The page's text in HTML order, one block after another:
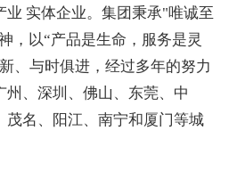
业 实体企业。集团秉承"唯诚至
，以“产品是生命，服务是灵
、与时俱进，经过多年的努力
、深圳、佛山、东莞、中
茂名、阳江、南宁和厦门等城